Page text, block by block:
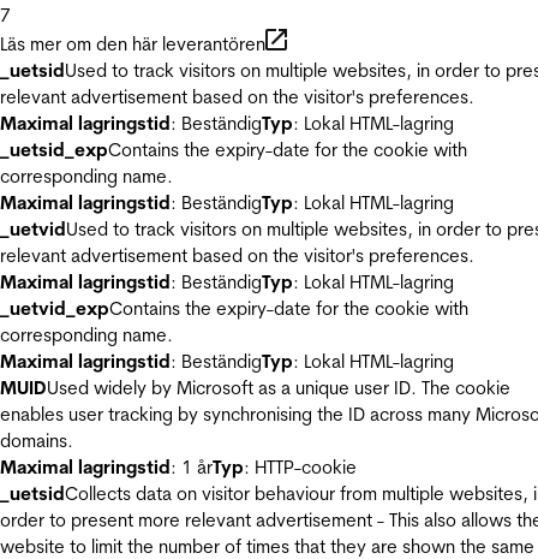
7
Läs mer om den här leverantören
_uetsidUsed to track visitors on multiple websites, in order to
relevant advertisement based on the visitor's preferences.
Maximal lagringstid: BeständigTyp: Lokal HTML-lagring
_uetsid_expContains the expiry-date for the cookie with
corresponding name.
Maximal lagringstid: BeständigTyp: Lokal HTML-lagring
_uetvidUsed to track visitors on multiple websites, in order to
relevant advertisement based on the visitor's preferences.
Maximal lagringstid: BeständigTyp: Lokal HTML-lagring
_uetvid_expContains the expiry-date for the cookie with
corresponding name.
Maximal lagringstid: BeständigTyp: Lokal HTML-lagring
MUIDUsed widely by Microsoft as a unique user ID. The cookie
enables user tracking by synchronising the ID across many
domains.
Maximal lagringstid: 1 årTyp: HTTP-cookie
_uetsidCollects data on visitor behaviour from multiple websites,
order to present more relevant advertisement - This also allows
website to limit the number of times that they are shown the same